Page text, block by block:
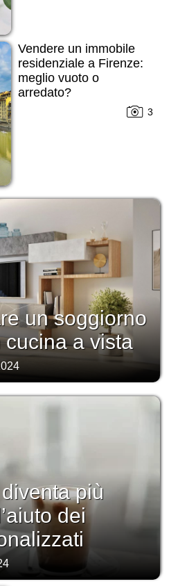
Vendere un immobile
residenziale a Firenze:
meglio vuoto o
arredato?
3
un soggiorno
a vista
più
dei